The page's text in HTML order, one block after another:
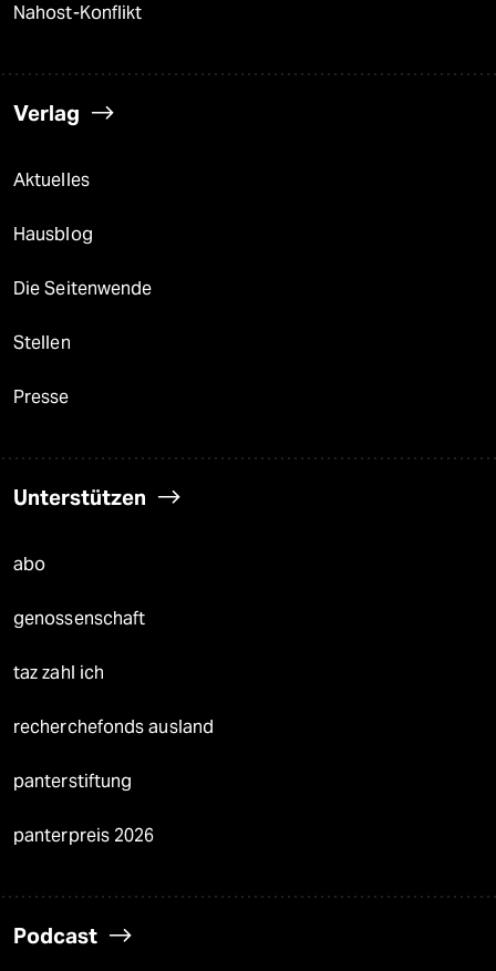
Nahost-Konflikt
Verlag
Aktuelles
Hausblog
Die Seitenwende
Stellen
Presse
Unterstützen
abo
genossenschaft
taz zahl ich
recherchefonds ausland
panterstiftung
panterpreis 2026
Podcast